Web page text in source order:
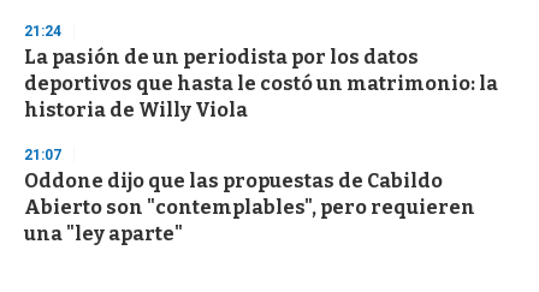
21:24
La pasión de un periodista por los datos
deportivos que hasta le costó un matrimonio: la
historia de Willy Viola
21:07
Oddone dijo que las propuestas de Cabildo
Abierto son "contemplables", pero requieren
una "ley aparte"